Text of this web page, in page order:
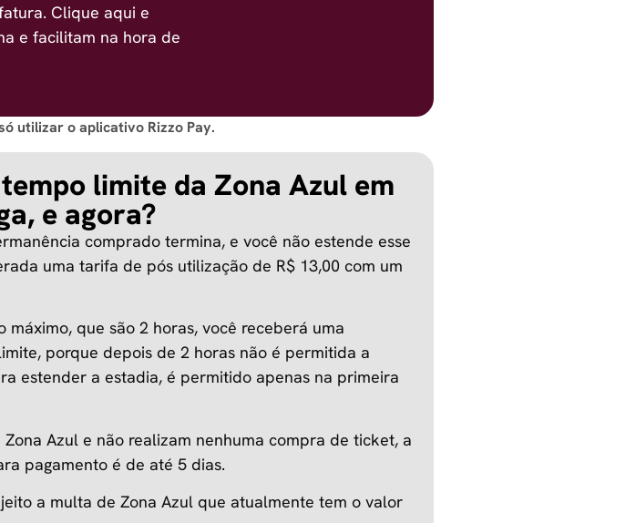
Clique aqui e
e facilitam na hora de
utilizar o aplicativo Rizzo Pay.
limite da Zona Azul em
e agora?
comprado termina, e você não estende esse
uma tarifa de pós utilização de R$ 13,00 com um
que são 2 horas, você receberá uma
porque depois de 2 horas não é permitida a
estender a estadia, é permitido apenas na primeira
Azul e não realizam nenhuma compra de ticket, a
pagamento é de até 5 dias.
a multa de Zona Azul que atualmente tem o valor